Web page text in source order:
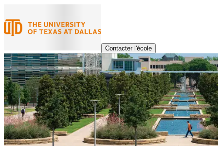
Contacter l'école